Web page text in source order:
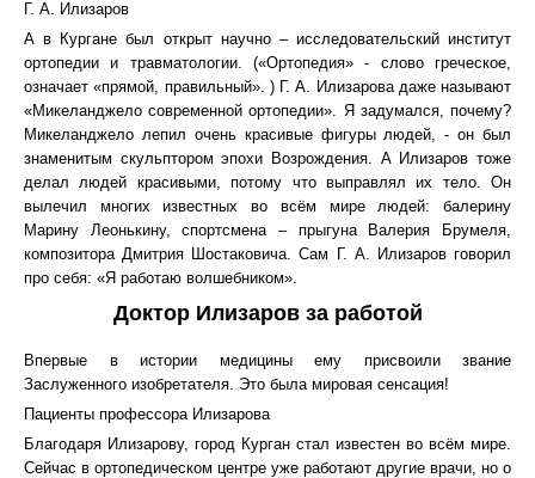
Г. А. Илизаров
А в Кургане был открыт научно – исследовательский институт
ортопедии и травматологии. («Ортопедия» - слово греческое,
означает «прямой, правильный». ) Г. А. Илизарова даже называют
«Микеланджело современной ортопедии». Я задумался, почему?
Микеланджело лепил очень красивые фигуры людей, - он был
знаменитым скульптором эпохи Возрождения. А Илизаров тоже
делал людей красивыми, потому что выправлял их тело. Он
вылечил многих известных во всём мире людей: балерину
Марину Леонькину, спортсмена – прыгуна Валерия Брумеля,
композитора Дмитрия Шостаковича. Сам Г. А. Илизаров говорил
про себя: «Я работаю волшебником».
Доктор Илизаров за работой
Впервые в истории медицины ему присвоили звание
Заслуженного изобретателя. Это была мировая сенсация!
Пациенты профессора Илизарова
Благодаря Илизарову, город Курган стал известен во всём мире.
Сейчас в ортопедическом центре уже работают другие врачи, но о